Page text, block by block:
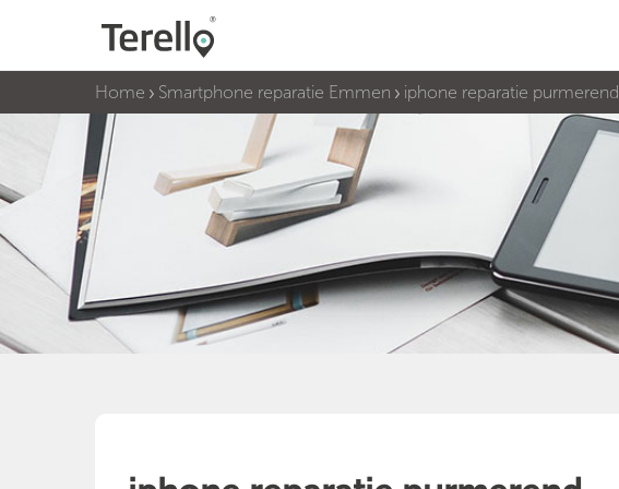
Home Smartphone reparatie Emmen iphone reparatie purmerend